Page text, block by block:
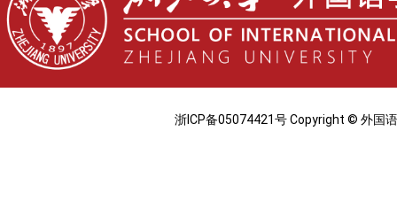
浙ICP备05074421号 Copyright © 外国